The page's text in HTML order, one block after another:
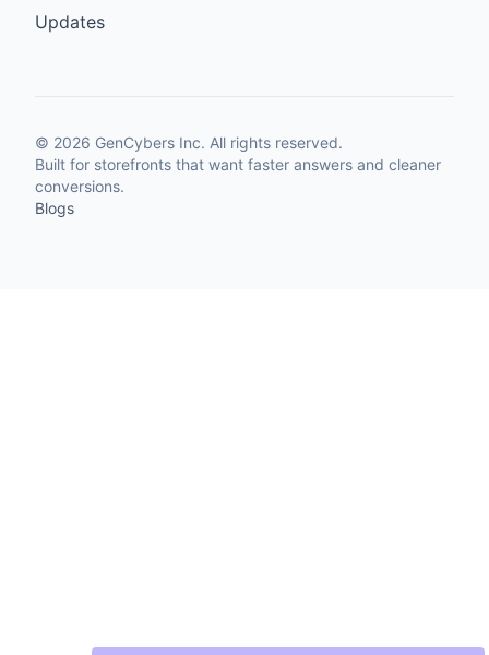
Updates
© 2026 GenCybers Inc. All rights reserved.
Built for storefronts that want faster answers and cleaner
conversions.
Blogs